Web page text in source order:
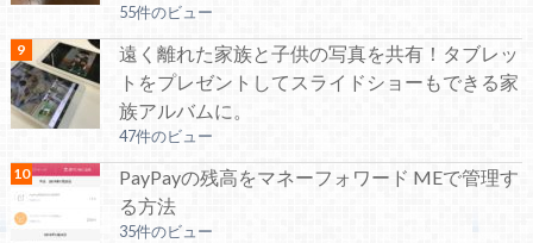
55件のビュー
遠く離れた家族と子供の写真を共有！タブレッ
トをプレゼントしてスライドショーもできる家
族アルバムに。
47件のビュー
PayPayの残高をマネーフォワード MEで管理す
る方法
35件のビュー